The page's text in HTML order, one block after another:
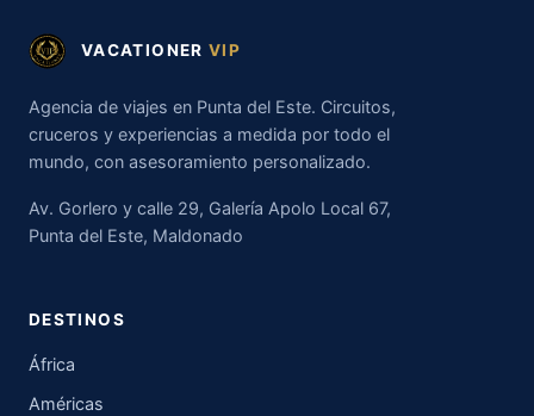
VACATIONER VIP
Agencia de viajes en Punta del Este. Circuitos,
cruceros y experiencias a medida por todo el
mundo, con asesoramiento personalizado.
Av. Gorlero y calle 29, Galería Apolo Local 67,
Punta del Este, Maldonado
DESTINOS
África
Américas